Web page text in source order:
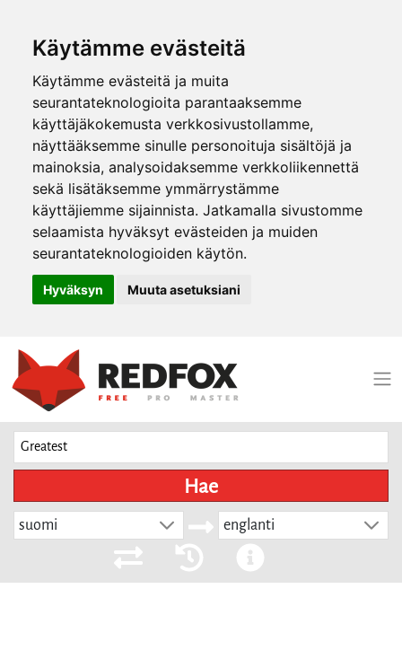
Käytämme evästeitä
Käytämme evästeitä ja muita
seurantateknologioita parantaaksemme
käyttäjäkokemusta verkkosivustollamme,
näyttääksemme sinulle personoituja sisältöjä ja
mainoksia, analysoidaksemme verkkoliikennettä
sekä lisätäksemme ymmärrystämme
käyttäjiemme sijainnista. Jatkamalla sivustomme
selaamista hyväksyt evästeiden ja muiden
seurantateknologioiden käytön.
Hyväksyn Muuta asetuksiani
Hae
suomi englanti